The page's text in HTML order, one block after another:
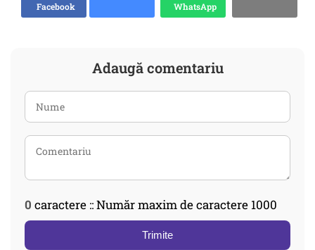
Facebook
WhatsApp
Adaugă comentariu
0 caractere :: Număr maxim de caractere 1000
Trimite